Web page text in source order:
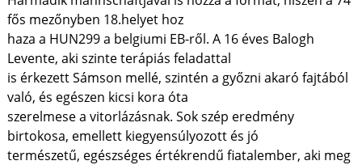
fős mezőnyben 18.helyet hoz
haza a HUN299 a belgiumi EB-ről. A 16 éves Balogh
Levente, aki szinte terápiás feladattal
is érkezett Sámson mellé, szintén a győzni akaró fajtából
való, és egészen kicsi kora óta
szerelmese a vitorlázásnak. Sok szép eredmény
birtokosa, emellett kiegyensúlyozott és jó
természetű, egészséges értékrendű fiatalember, aki meg